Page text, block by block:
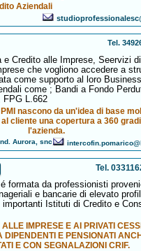
Aziendali
Tel.
e Credito alle Imprese, Seervizi di
che vogliono accedere a
come supporto al loro
come ; Bandi a Fondo
FPG L.662
PMI nascono da un'idea di base
cliente una copertura a 360
l'azienda.
Aurora, snc
Tel.
formata da professionisti
e bancarie di elevato
Istituti di Credito e
IMPRESE E AI PRIVATI
DIPENDENTI E PENSIONATI
E CON SEGNALAZIONI CRIF.